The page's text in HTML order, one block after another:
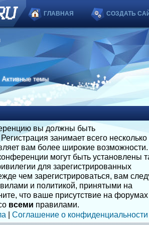
ГЛАВНАЯ СОЗДАТЬ
|Активные темы
вы должны быть
занимает всего несколько
вам более широкие возможности.
могут быть установлены
для зарегистрированных
чем зарегистрироваться, вам
и политикой, принятыми на
что ваше присутствие на форумах
всеми правилами.
| Соглашение о конфиденциальности